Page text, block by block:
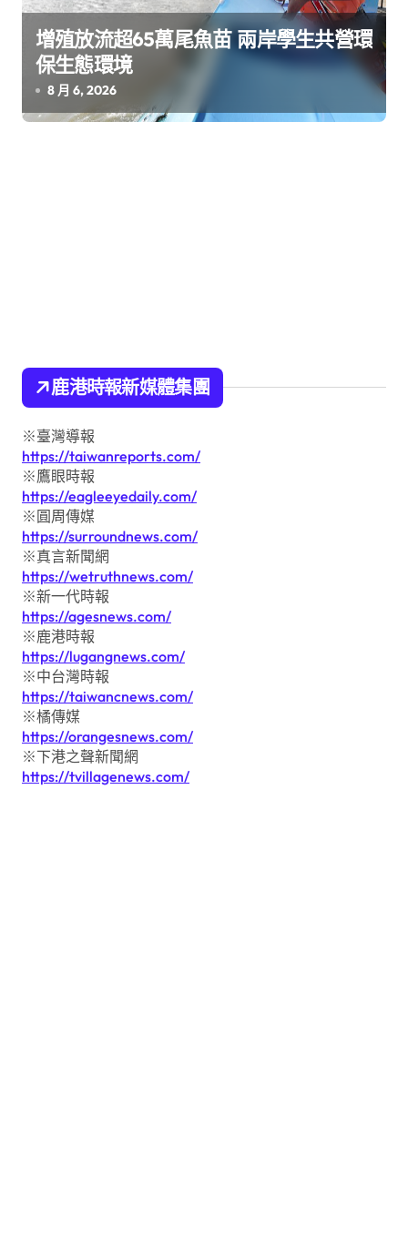
增殖放流超65萬尾魚苗 兩岸學生共營環
保生態環境
8 月 6, 2026
鹿港時報新媒體集團
※臺灣導報
https://taiwanreports.com/
※鷹眼時報
https://eagleeyedaily.com/
※圓周傳媒
https://surroundnews.com/
※真言新聞網
https://wetruthnews.com/
※新一代時報
https://agesnews.com/
※鹿港時報
https://lugangnews.com/
※中台灣時報
https://taiwancnews.com/
※橘傳媒
https://orangesnews.com/
※下港之聲新聞網
https://tvillagenews.com/